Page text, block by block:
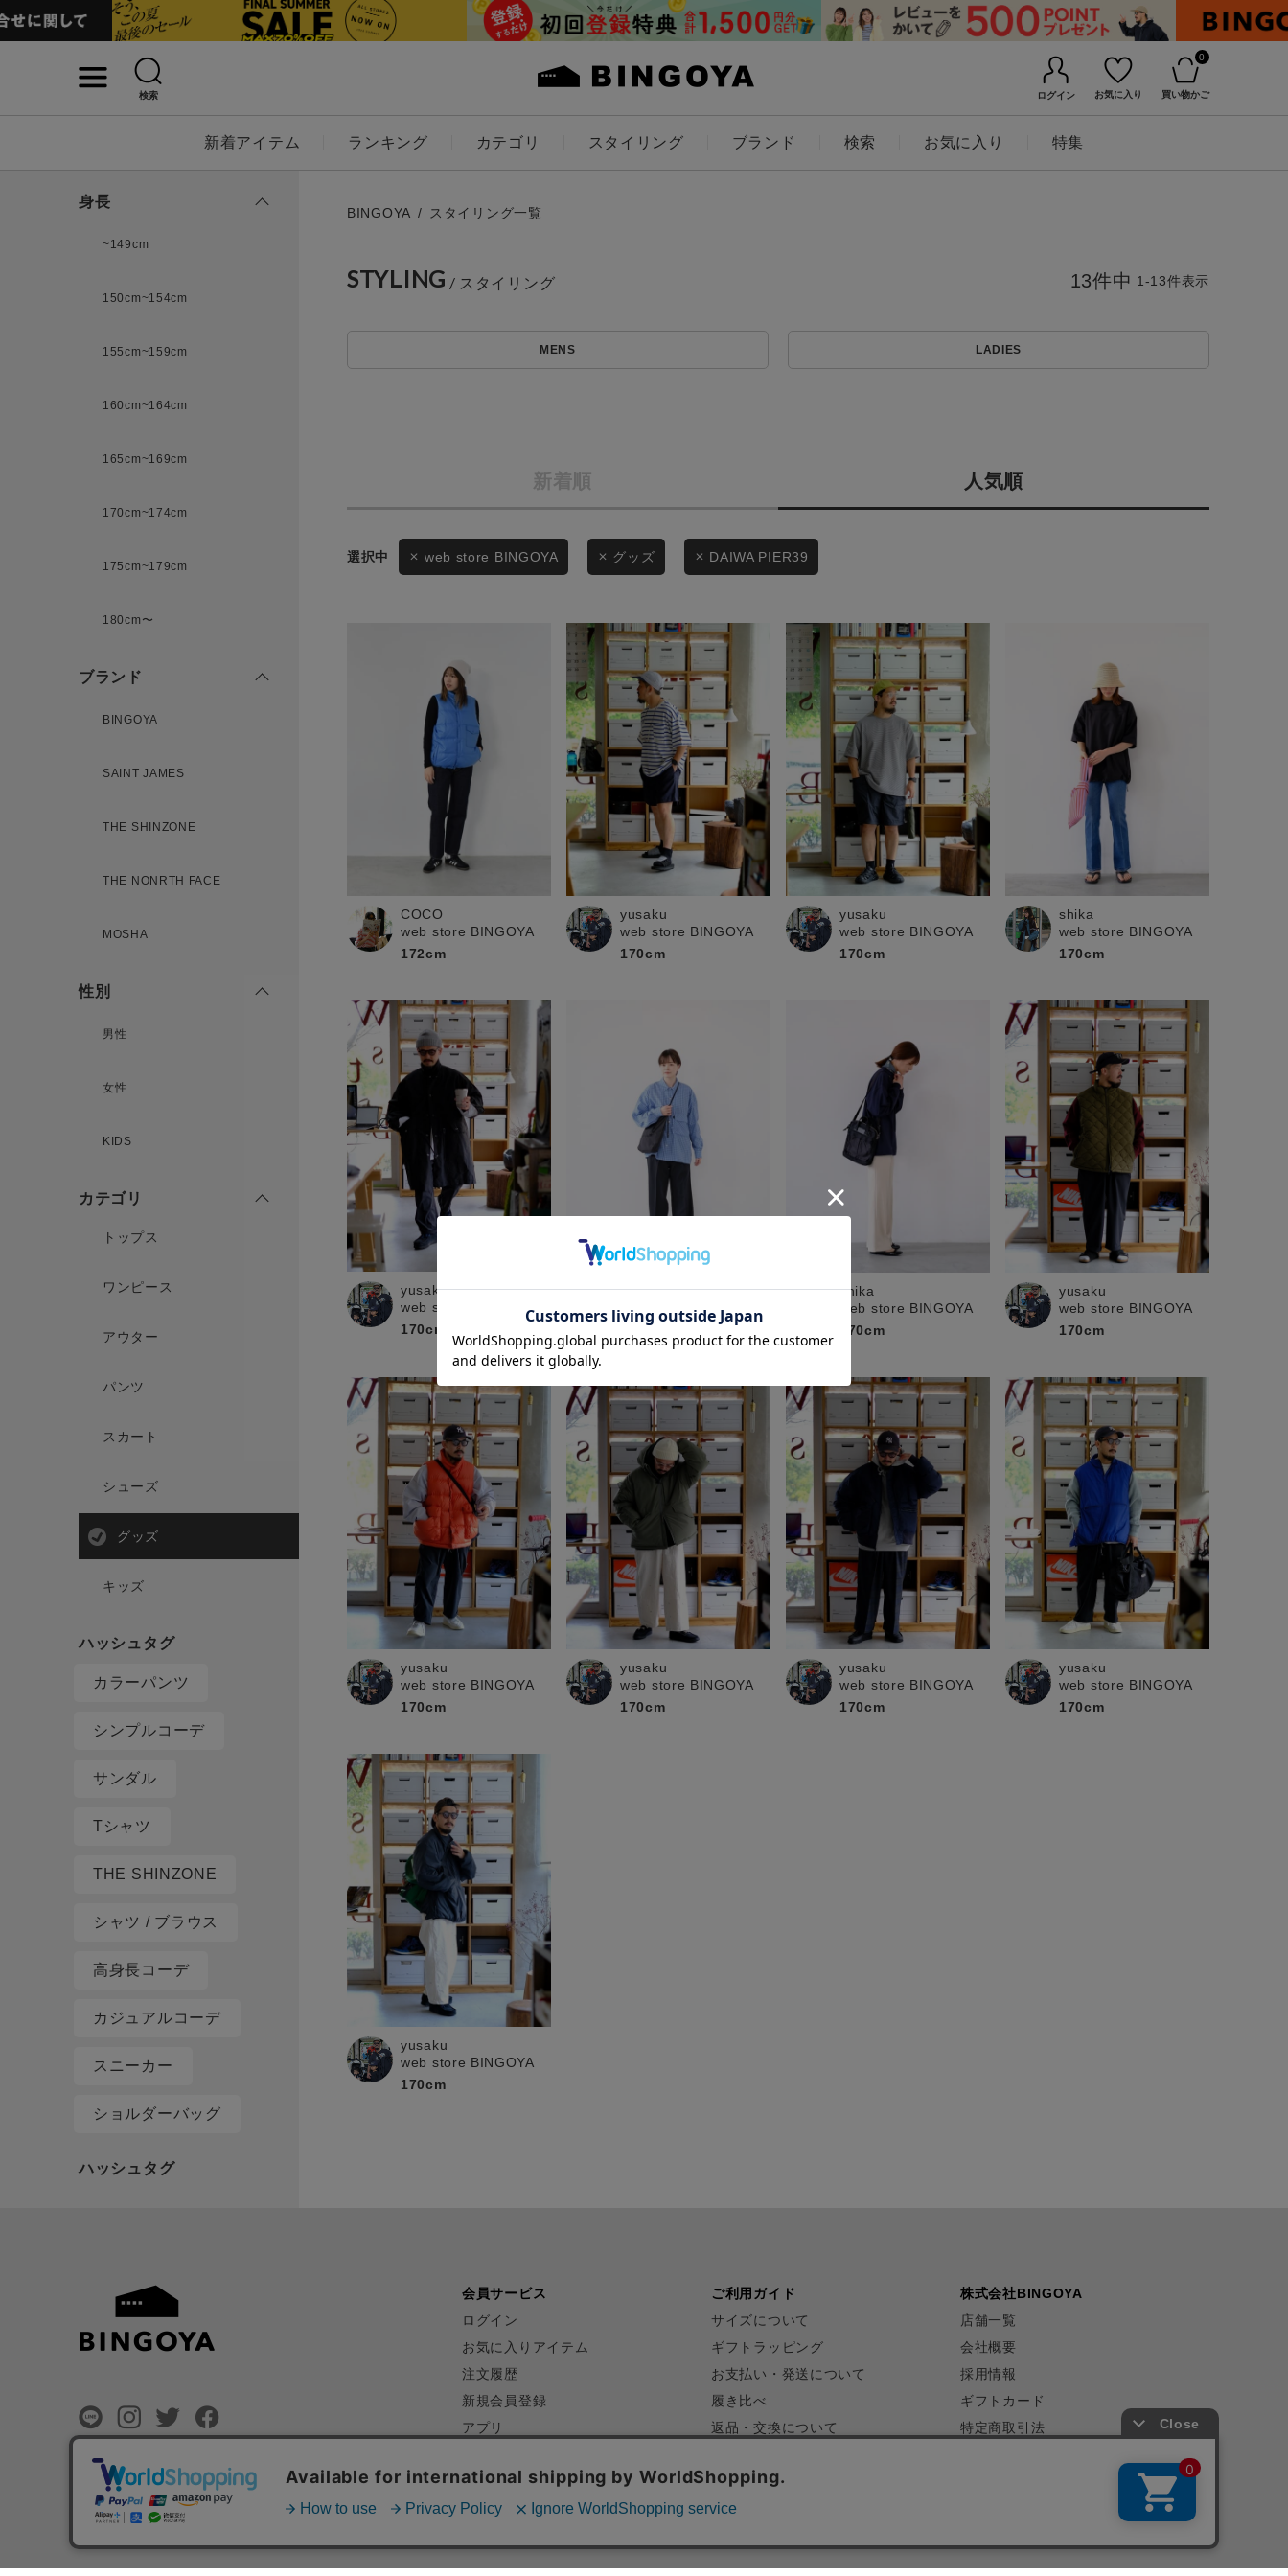
検索 ログイン お気に入り
0
買い物かご
新着アイテム ランキング カテゴリ スタイリング ブランド 検索 お気に入り 特集
新規会員登録
アイテムを探す
スタイリングから探す
WEB限定アイテムを探す
BINGOYAについて
採用情報
お知らせ・ご利用ガイド
お知らせ
ご利用ガイド
ギフトラッピング
お問い合わせ
BINGOYA
無料公式アプリダウンロード
キーワード
LADIES KIDS
価格
セール価格
在庫
在庫あり 在庫なし含む
この条件で絞り込む
身長
~149cm
150cm~154cm
155cm~159cm
160cm~164cm
165cm~169cm
170cm~174cm
175cm~179cm
180cm〜
ブランド
BINGOYA
SAINT JAMES
THE SHINZONE
THE NONRTH FACE
MOSHA
性別
男性
女性
KIDS
カテゴリ
トップス
ワンピース
アウター
パンツ
スカート
シューズ
グッズ
キッズ
カラーパンツ
シンプルコーデ
サンダル
Tシャツ
THE SHINZONE
シャツ / ブラウス
高身長コーデ
カジュアルコーデ
スニーカー
ショルダーバッグ
BINGOYA スタイリング一覧
STYLING
MENS LADIES
新着順 人気順
13件中 1-13件表示
web store BINGOYA グッズ DAIWA PIER39
COCO
web store BINGOYA
172cm
yusaku
web store BINGOYA
170cm
yusaku
web store BINGOYA
170cm
shika
web store BINGOYA
170cm
yusaku
web store BINGOYA
170cm
yoshie
web store BINGOYA
164cm
shika
web store BINGOYA
170cm
yusaku
web store BINGOYA
170cm
yusaku
web store BINGOYA
170cm
yusaku
web store BINGOYA
170cm
yusaku
web store BINGOYA
170cm
yusaku
web store BINGOYA
170cm
yusaku
web store BINGOYA
170cm
会員サービス
ログイン
お気に入りアイテム
注文履歴
新規会員登録
アプリ
ご利用ガイド
サイズについて
ギフトラッピング
お支払い・発送について
履き比べ
返品・交換について
お問い合わせ
株式会社BINGOYA
店舗一覧
会社概要
採用情報
ギフトカード
特定商取引法
©BINGOYA Co,.Ltd.